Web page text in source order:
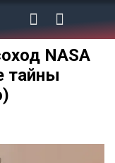
NASA
тайны